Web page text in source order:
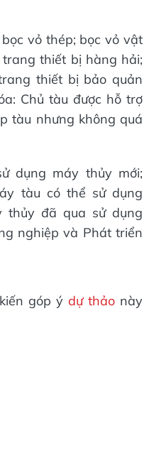
vỏ thép; bọc vỏ vật
trang thiết bị hàng hải;
thiết bị bảo quản
Chủ tàu được hỗ trợ
tàu nhưng không quá
dụng máy thủy mới;
tàu có thể sử dụng
thủy đã qua sử dụng
nghiệp và Phát triển
góp ýdự thảo này